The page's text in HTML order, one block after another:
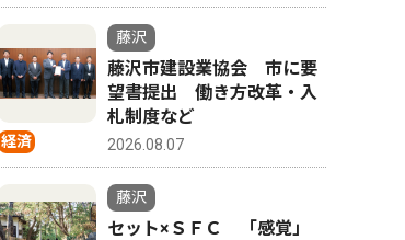
経済
藤沢
藤沢市建設業協会 市に要
望書提出 働き方改革・入
札制度など
2026.08.07
藤沢
セット×ＳＦＣ 「感覚」